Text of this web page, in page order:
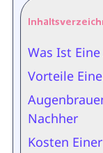
Was Ist
Vorteile
Nachher
Kosten